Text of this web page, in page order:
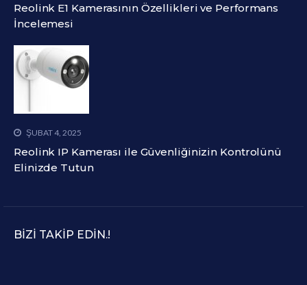
Reolink E1 Kamerasının Özellikleri ve Performans
İncelemesi
ŞUBAT 4, 2025
Reolink IP Kamerası ile Güvenliğinizin Kontrolünü
Elinizde Tutun
BIZI TAKIP EDIN.!